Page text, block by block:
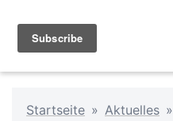
Startseite » Aktuelles »